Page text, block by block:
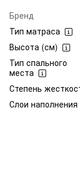
Бренд
Тип матраса
Высота (см)
Тип спального
места
Степень
Слои наполнения